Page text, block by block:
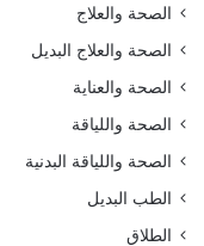
الصحة والعلاج
الصحة والعلاج البديل
الصحة والعناية
الصحة واللياقة
الصحة واللياقة البدنية
الطب البديل
الطلاق